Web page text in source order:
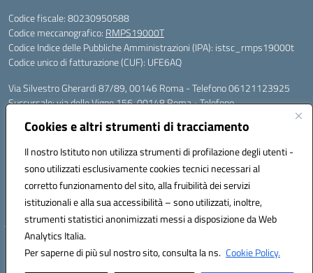
Cookies e altri strumenti di tracciamento
Il nostro Istituto non utilizza strumenti di profilazione degli utenti -
sono utilizzati esclusivamente cookies tecnici necessari al
corretto funzionamento del sito, alla fruibilità dei servizi
istituzionali e alla sua accessibilità – sono utilizzati, inoltre,
strumenti statistici anonimizzati messi a disposizione da Web
Analytics Italia.
Per saperne di più sul nostro sito, consulta la ns. Cookie Policy.
Codice fiscale: 80230950588
Codice meccanografico: RMPS19000T
Codice Indice delle Pubbliche Amministrazioni (IPA): istsc_rmps19000t
Codice unico di fatturazione (CUF): UFE6AQ
Via Silvestro Gherardi 87/89, 00146 Roma - Telefono 06121123925
Succursale: via delle Vigne 156, 00148 Roma - Telefono
Mail: rmps19000t@istruzione.it - PEC: rmps19000t@pec.istruzione.it
Per contatti con il Dirigente Scolastico, utilizzare esclusivamente
Codice univoco ufficio: UFE6AQ
Codice meccanografico: RMPS19000T
Codice fiscale: 80230950588
Hosting & Powered by 3D Solution S.r.l.
Concept & Design by Designers Italia